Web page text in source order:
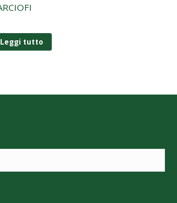
Leggi tutto